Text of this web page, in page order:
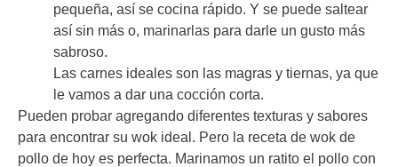
pequeña, así se cocina rápido. Y se puede saltear
así sin más o, marinarlas para darle un gusto más
sabroso.
Las carnes ideales son las magras y tiernas, ya que
le vamos a dar una cocción corta.
Pueden probar agregando diferentes texturas y sabores
para encontrar su wok ideal. Pero la receta de wok de
pollo de hoy es perfecta. Marinamos un ratito el pollo con